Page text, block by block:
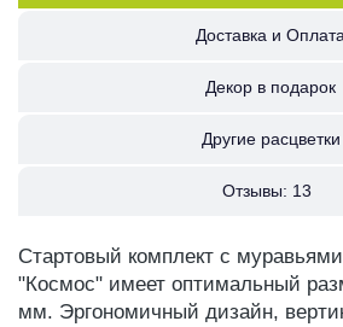
Доставка и
Декор в подарок
Другие расцветки
Отзывы: 13
Стартовый комплект с
"Космос" имеет оптимальный
мм. Эргономичный дизайн,